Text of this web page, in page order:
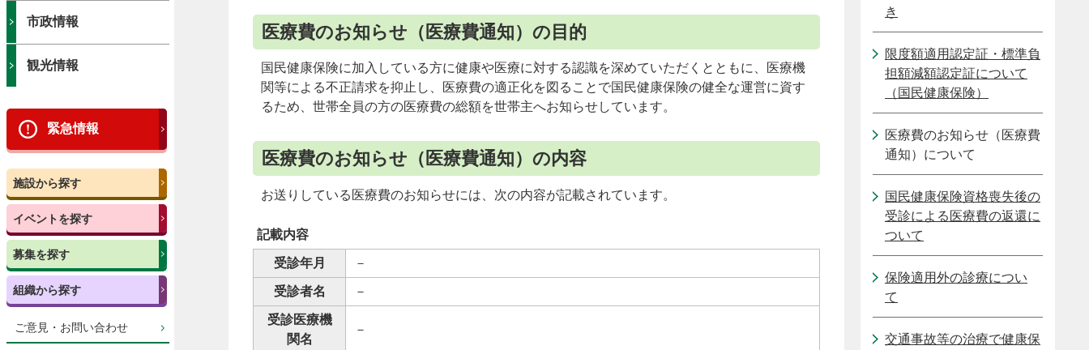
市政情報
観光情報
緊急情報
施設から探す
イベントを探す
募集を探す
組織から探す
ご意見・お問い合わせ
医療費のお知らせ（医療費通知）の目的
国民健康保険に加入している方に健康や医療に対する認識を深めていただくとともに、医療機
関等による不正請求を抑止し、医療費の適正化を図ることで国民健康保険の健全な運営に資す
るため、世帯全員の方の医療費の総額を世帯主へお知らせしています。
医療費のお知らせ（医療費通知）の内容
お送りしている医療費のお知らせには、次の内容が記載されています。
記載内容
受診年月 －
受診者名 －
受診医療機
関名
－
き
限度額適用認定証・標準負
担額減額認定証について
（国民健康保険）
医療費のお知らせ（医療費
通知）について
国民健康保険資格喪失後の
受診による医療費の返還に
ついて
保険適用外の診療につい
て
交通事故等の治療で健康保